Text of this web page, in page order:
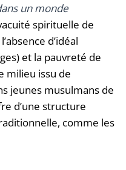
un monde
spirituelle de
d’idéal
et la pauvreté de
milieu issu de
jeunes musulmans de
d’une structure
comme les